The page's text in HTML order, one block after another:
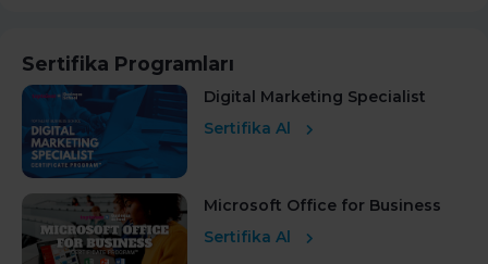
Sertifika Programları
Digital Marketing Specialist
Sertifika Al
Microsoft Office for Business
Sertifika Al